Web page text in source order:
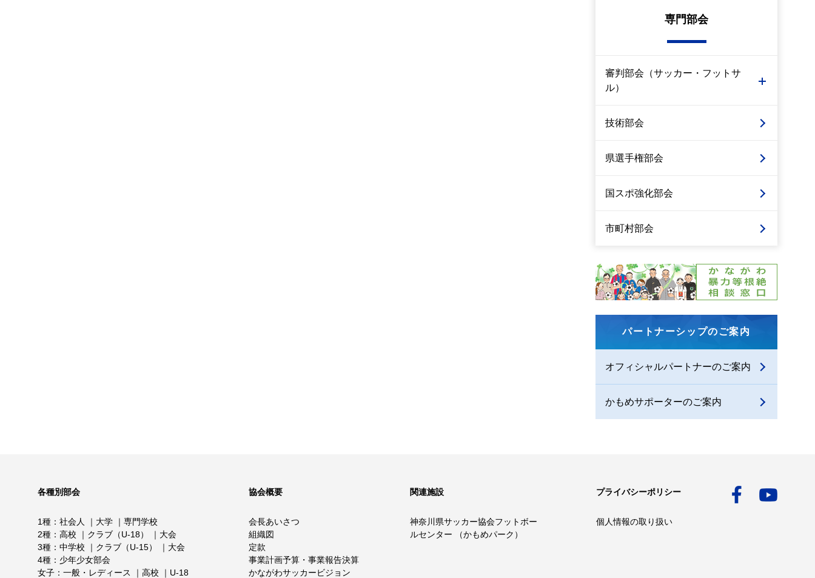
専門部会
審判部会（サッカー・フットサ
ル）
技術部会
県選手権部会
国スポ強化部会
市町村部会
パートナーシップのご案内
オフィシャルパートナーのご案内
かもめサポーターのご案内
各種別部会
1種 社会人 大学
専門学校
2種
高校 クラブ（U-18）
大会
3種
中学校 クラブ（U-15）
大会
4種
少年少女部会
女子
一般・レディース 高校 U-18
協会概要
会長あいさつ
組織図
定款
事業計画予算・事業報告決算
かながわサッカービジョン
関連施設
神奈川県サッカー協会フットボー
ルセンター （かもめパーク）
プライバシーポリシー
個人情報の取り扱い